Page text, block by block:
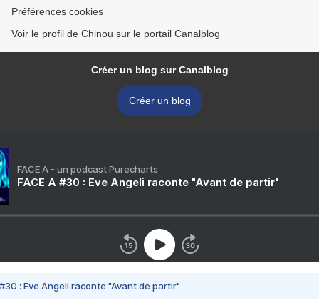
Préférences cookies
Voir le profil de Chinou sur le portail Canalblog
Créer un blog sur Canalblog
Créer un blog
FACE A - un podcast Purecharts
FACE A #30 : Eve Angeli raconte "Avant de partir"
#30 : Eve Angeli raconte "Avant de partir"